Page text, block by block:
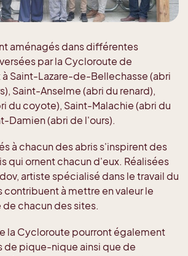
aménagés dans différentes
par la Cycloroute de
Saint-Lazare-de-Bellechasse (abri
Saint-Anselme (abri du renard),
du coyote), Saint-Malachie (abri du
Damien (abri de l'ours).
à chacun des abris s'inspirent des
qui ornent chacun d'eux. Réalisées
artiste spécialisé dans le travail du
contribuent à mettre en valeur le
chacun des sites.
la Cycloroute pourront également
de pique-nique ainsi que de